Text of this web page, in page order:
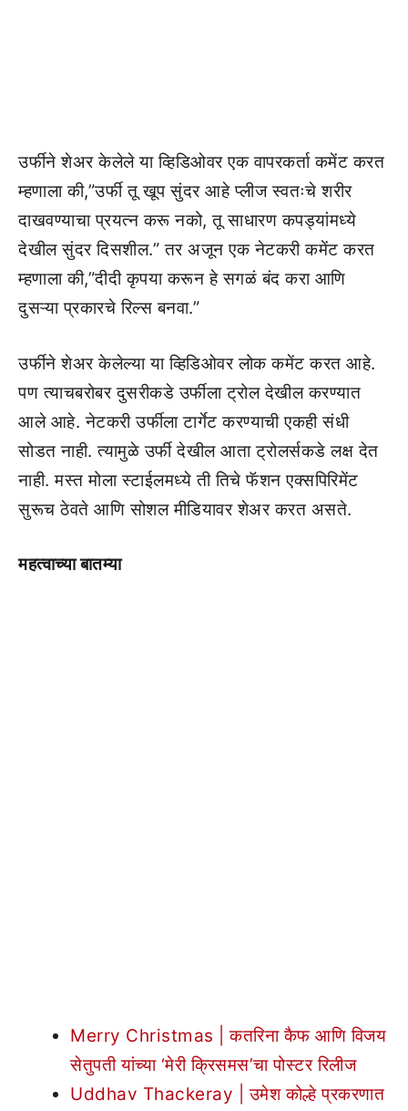
उर्फीने शेअर केलेले या व्हिडिओवर एक वापरकर्ता कमेंट करत
म्हणाला की,”उर्फी तू खूप सुंदर आहे प्लीज स्वतःचे शरीर
दाखवण्याचा प्रयत्न करू नको, तू साधारण कपड्यांमध्ये
देखील सुंदर दिसशील.” तर अजून एक नेटकरी कमेंट करत
म्हणाला की,”दीदी कृपया करून हे सगळं बंद करा आणि
दुसऱ्या प्रकारचे रिल्स बनवा.”
उर्फीने शेअर केलेल्या या व्हिडिओवर लोक कमेंट करत आहे.
पण त्याचबरोबर दुसरीकडे उर्फीला ट्रोल देखील करण्यात
आले आहे. नेटकरी उर्फीला टार्गेट करण्याची एकही संधी
सोडत नाही. त्यामुळे उर्फी देखील आता ट्रोलर्सकडे लक्ष देत
नाही. मस्त मोला स्टाईलमध्ये ती तिचे फॅशन एक्सपिरिमेंट
सुरूच ठेवते आणि सोशल मीडियावर शेअर करत असते.
महत्वाच्या बातम्या
Merry Christmas | कतरिना कैफ आणि विजय
सेतुपती यांच्या ‘मेरी क्रिसमस’चा पोस्टर रिलीज
Uddhav Thackeray | उमेश कोल्हे प्रकरणात